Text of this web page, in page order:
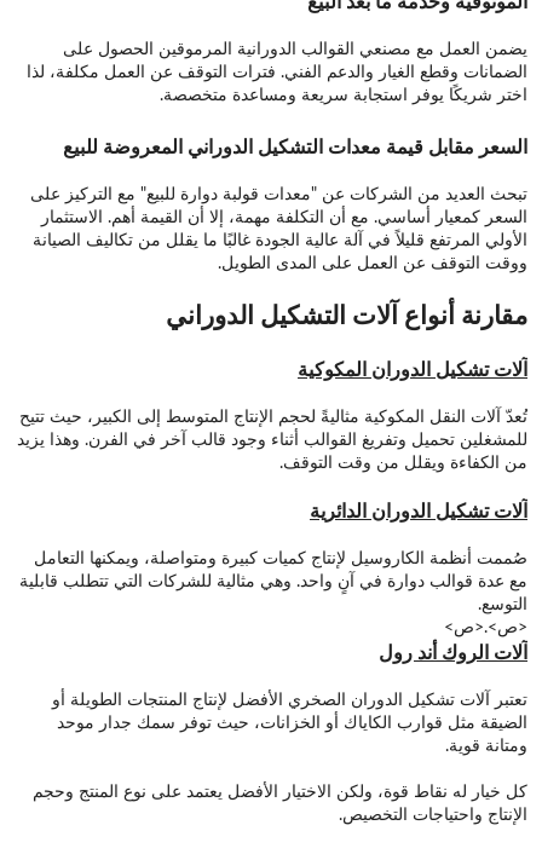
يضمن العمل مع مصنعي القوالب الدورانية المرموقين الحصول على
الضمانات وقطع الغيار والدعم الفني. فترات التوقف عن العمل مكلفة، لذا
اختر شريكًا يوفر استجابة سريعة ومساعدة متخصصة.
السعر مقابل قيمة معدات التشكيل الدوراني المعروضة للبيع
تبحث العديد من الشركات عن "معدات قولبة دوارة للبيع" مع التركيز على
السعر كمعيار أساسي. مع أن التكلفة مهمة، إلا أن القيمة أهم. الاستثمار
الأولي المرتفع قليلاً في آلة عالية الجودة غالبًا ما يقلل من تكاليف الصيانة
ووقت التوقف عن العمل على المدى الطويل.
مقارنة أنواع آلات التشكيل الدوراني
آلات تشكيل الدوران المكوكية
تُعدّ آلات النقل المكوكية مثاليةً لحجم الإنتاج المتوسط ​​إلى الكبير، حيث تتيح
للمشغلين تحميل وتفريغ القوالب أثناء وجود قالب آخر في الفرن. وهذا يزيد
من الكفاءة ويقلل من وقت التوقف.
آلات تشكيل الدوران الدائرية
صُممت أنظمة الكاروسيل لإنتاج كميات كبيرة ومتواصلة، ويمكنها التعامل
مع عدة قوالب دوارة في آنٍ واحد. وهي مثالية للشركات التي تتطلب قابلية
التوسع.
<ص>.<ص>
آلات الروك أند رول
تعتبر آلات تشكيل الدوران الصخري الأفضل لإنتاج المنتجات الطويلة أو
الضيقة مثل قوارب الكاياك أو الخزانات، حيث توفر سمك جدار موحد
ومتانة قوية.
كل خيار له نقاط قوة، ولكن الاختيار الأفضل يعتمد على نوع المنتج وحجم
الإنتاج واحتياجات التخصيص.